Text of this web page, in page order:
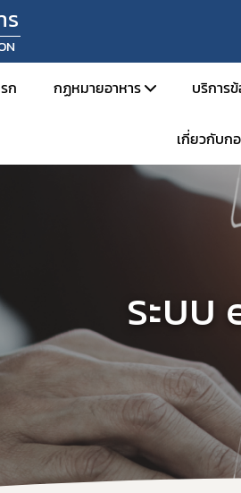
ร
ก กฏหมายอาหาร
ข่าวสารด้านกฎหมายอาหาร
กฎหมายอาหารและกฎหมาย
พระราชบัญญัติอาหาร พ.
ประกาศสำนักงานคณะก
ระเบียบสำนักงานคณะกร
คำสั่งสำนักงานคณะกรรม
คำสั่งคณะกรรมการอาหา
ผลิตภัณฑ์อาหาร
วัตถุเจือปนอาหาร
การใช้จุลินทรีย์โพรไบโอติกใ
บริการ
คู่มื
กา
ก
ร
ร
ร
โป
หน่
หน่
หน่
ข้อ
เกี่ยวกับก
โคร
วิสัย
การ
ระบบ